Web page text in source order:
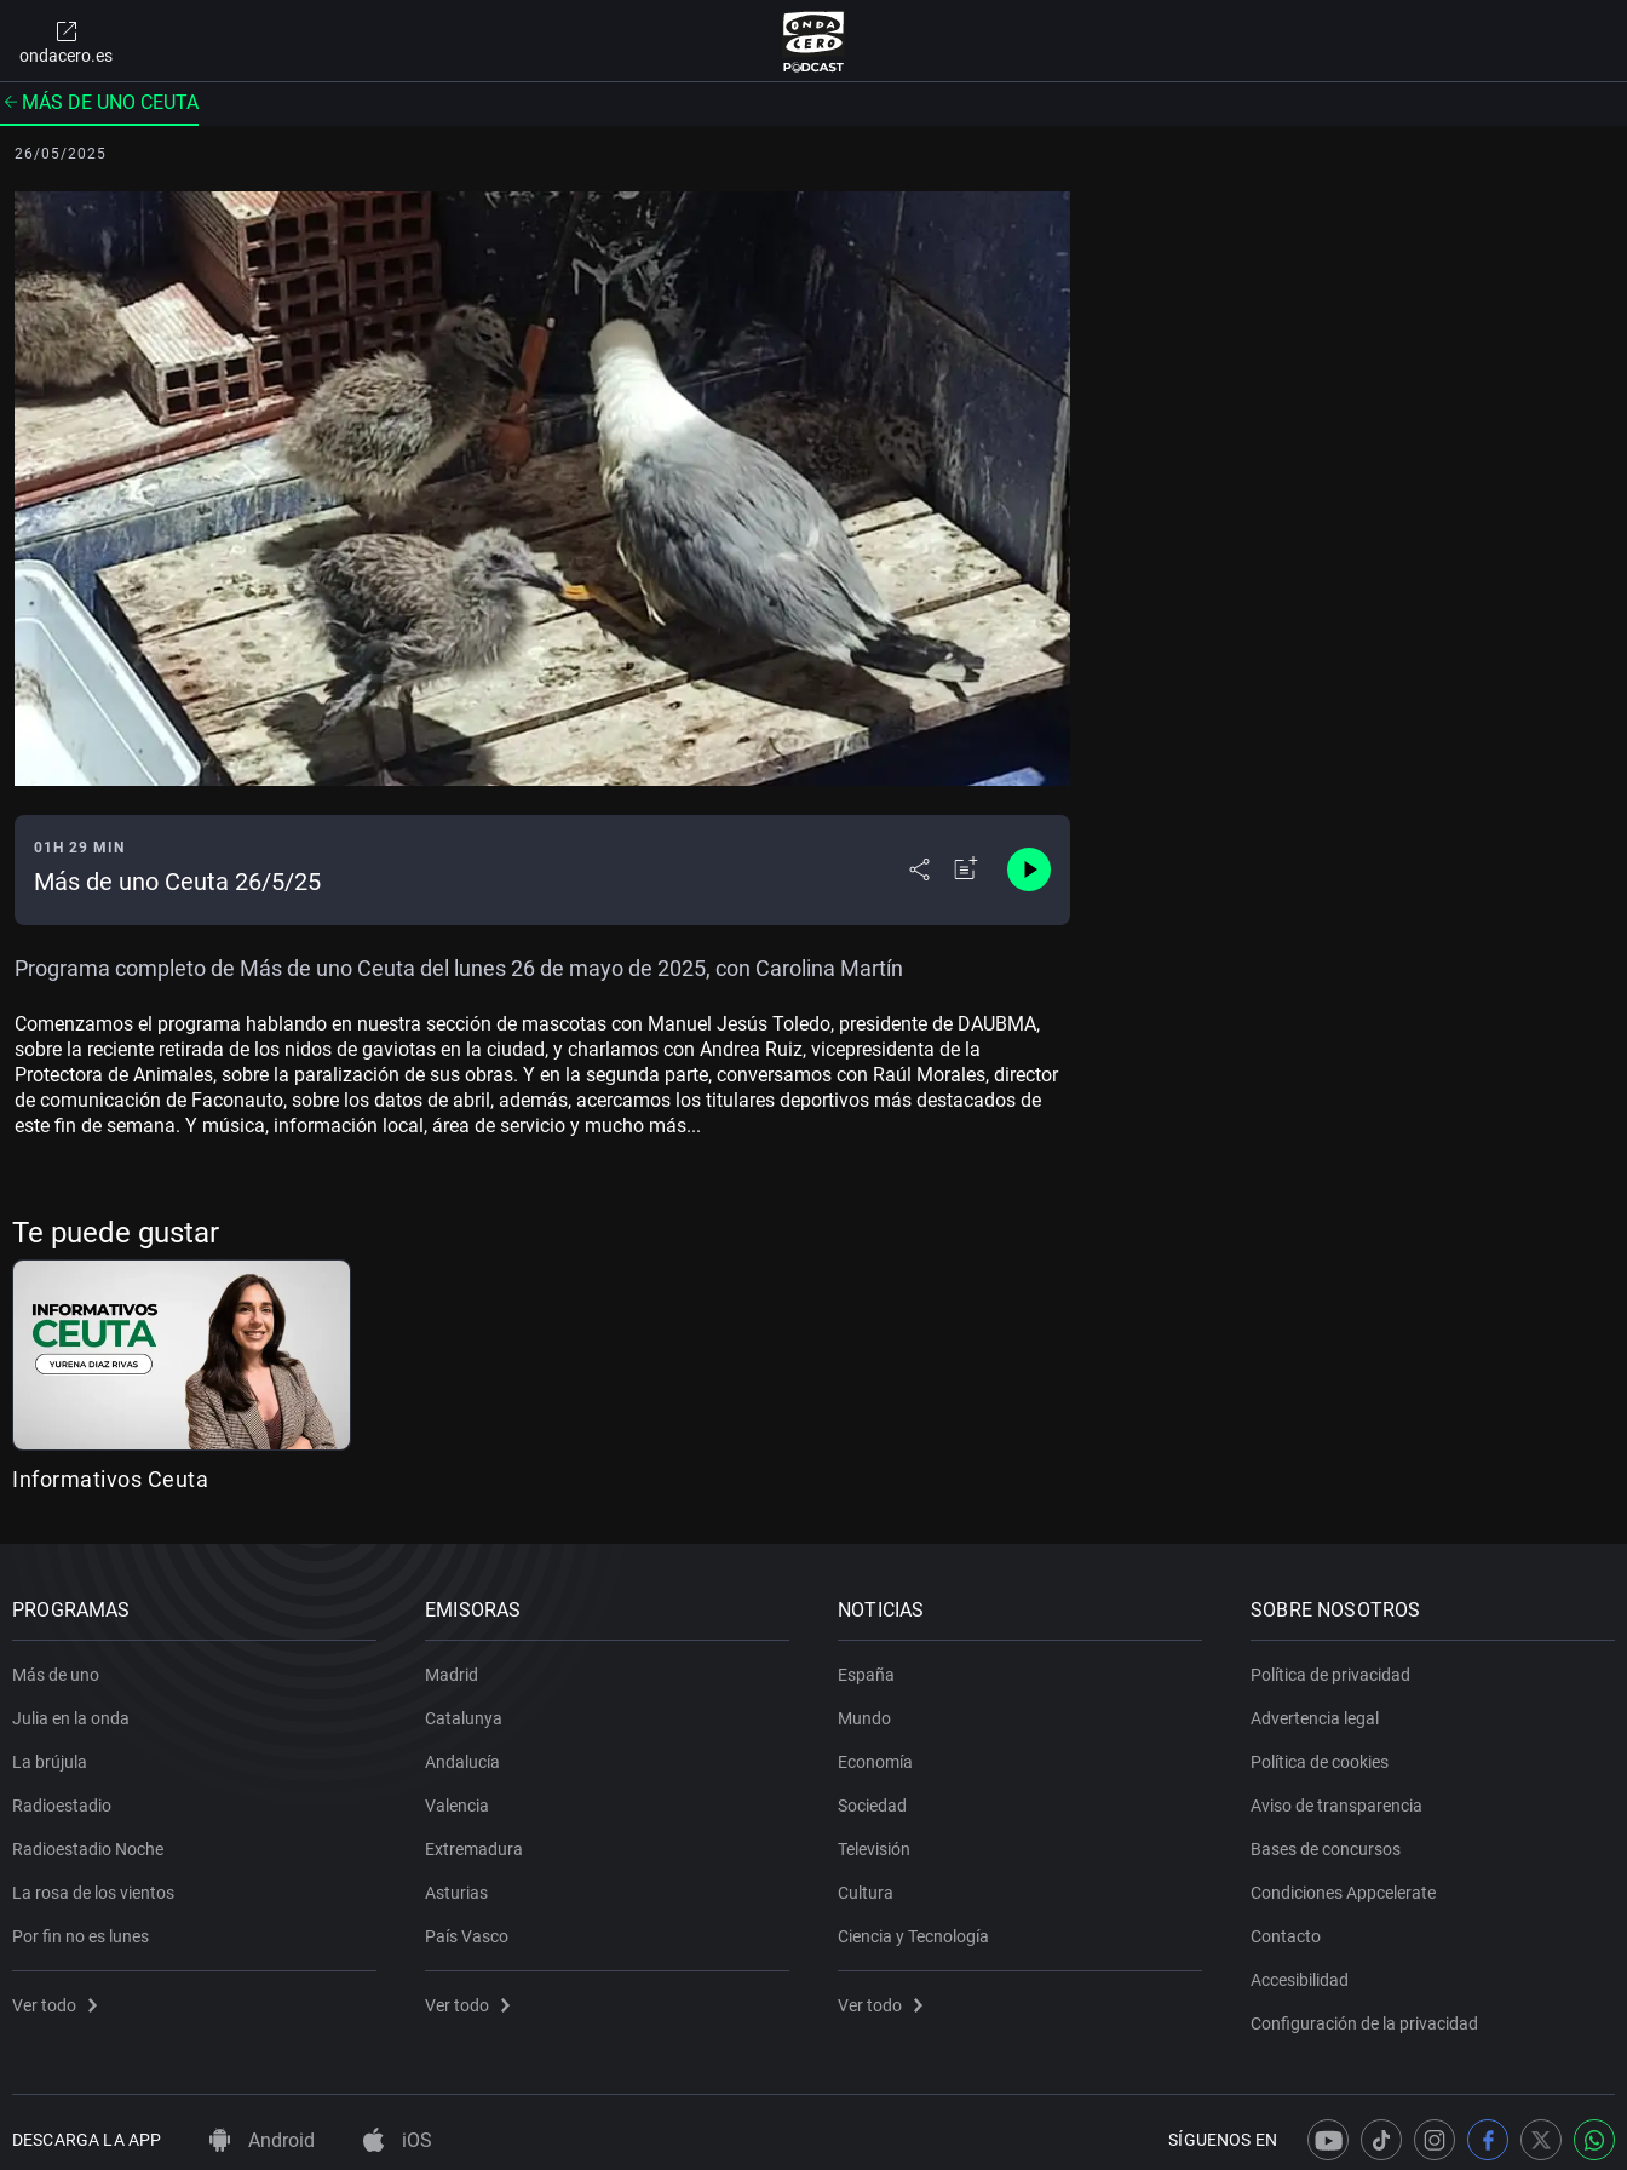
ondacero.es
MÁS DE UNO CEUTA
26/05/2025
01H 29 MIN
Más de uno Ceuta 26/5/25
Programa completo de Más de uno Ceuta del lunes 26 de mayo de 2025, con Carolina Martín
Comenzamos el programa hablando en nuestra sección de mascotas con Manuel Jesús Toledo, presidente de DAUBMA,
sobre la reciente retirada de los nidos de gaviotas en la ciudad, y charlamos con Andrea Ruiz, vicepresidenta de la
Protectora de Animales, sobre la paralización de sus obras. Y en la segunda parte, conversamos con Raúl Morales, director
de comunicación de Faconauto, sobre los datos de abril, además, acercamos los titulares deportivos más destacados de
este fin de semana. Y música, información local, área de servicio y mucho más...
Te puede gustar
Informativos Ceuta
PROGRAMAS
Más de uno
Julia en la onda
La brújula
Radioestadio
Radioestadio Noche
La rosa de los vientos
Por fin no es lunes
Ver todo
EMISORAS
Madrid
Catalunya
Andalucía
Valencia
Extremadura
Asturias
País Vasco
Ver todo
NOTICIAS
España
Mundo
Economía
Sociedad
Televisión
Cultura
Ciencia y Tecnología
Ver todo
SOBRE NOSOTROS
Política de privacidad
Advertencia legal
Política de cookies
Aviso de transparencia
Bases de concursos
Condiciones Appcelerate
Contacto
Accesibilidad
Configuración de la privacidad
DESCARGA LA APP Android iOS SÍGUENOS EN